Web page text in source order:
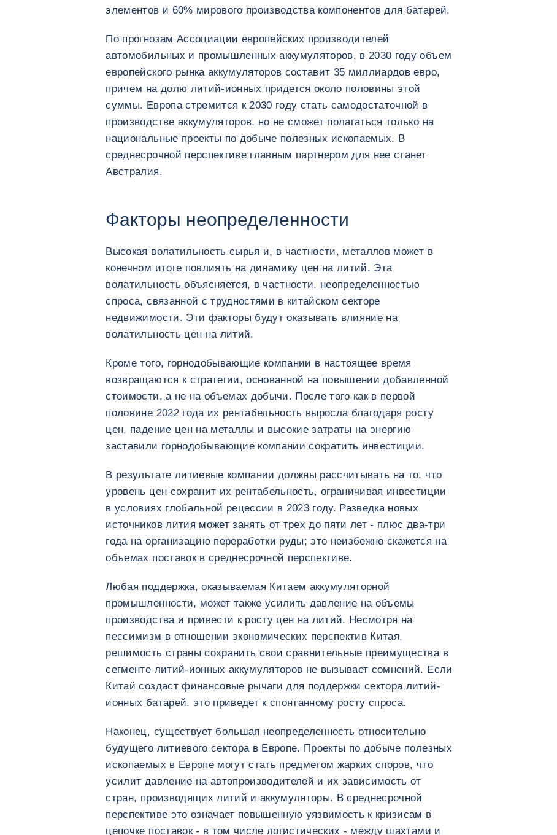
элементов и 60% мирового производства компонентов для батарей.
По прогнозам Ассоциации европейских производителей
автомобильных и промышленных аккумуляторов, в 2030 году объем
европейского рынка аккумуляторов составит 35 миллиардов евро,
причем на долю литий-ионных придется около половины этой
суммы. Европа стремится к 2030 году стать самодостаточной в
производстве аккумуляторов, но не сможет полагаться только на
национальные проекты по добыче полезных ископаемых. В
среднесрочной перспективе главным партнером для нее станет
Австралия.
Факторы неопределенности
Высокая волатильность сырья и, в частности, металлов может в
конечном итоге повлиять на динамику цен на литий. Эта
волатильность объясняется, в частности, неопределенностью
спроса, связанной с трудностями в китайском секторе
недвижимости. Эти факторы будут оказывать влияние на
волатильность цен на литий.
Кроме того, горнодобывающие компании в настоящее время
возвращаются к стратегии, основанной на повышении добавленной
стоимости, а не на объемах добычи. После того как в первой
половине 2022 года их рентабельность выросла благодаря росту
цен, падение цен на металлы и высокие затраты на энергию
заставили горнодобывающие компании сократить инвестиции.
В результате литиевые компании должны рассчитывать на то, что
уровень цен сохранит их рентабельность, ограничивая инвестиции
в условиях глобальной рецессии в 2023 году. Разведка новых
источников лития может занять от трех до пяти лет - плюс два-три
года на организацию переработки руды; это неизбежно скажется на
объемах поставок в среднесрочной перспективе.
Любая поддержка, оказываемая Китаем аккумуляторной
промышленности, может также усилить давление на объемы
производства и привести к росту цен на литий. Несмотря на
пессимизм в отношении экономических перспектив Китая,
решимость страны сохранить свои сравнительные преимущества в
сегменте литий-ионных аккумуляторов не вызывает сомнений. Если
Китай создаст финансовые рычаги для поддержки сектора литий-
ионных батарей, это приведет к спонтанному росту спроса.
Наконец, существует большая неопределенность относительно
будущего литиевого сектора в Европе. Проекты по добыче полезных
ископаемых в Европе могут стать предметом жарких споров, что
усилит давление на автопроизводителей и их зависимость от
стран, производящих литий и аккумуляторы. В среднесрочной
перспективе это означает повышенную уязвимость к кризисам в
цепочке поставок - в том числе логистических - между шахтами и